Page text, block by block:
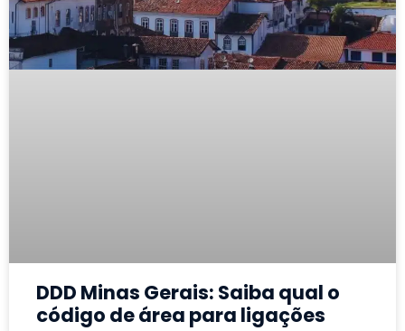
DDD Minas Gerais: Saiba qual o
código de área para ligações